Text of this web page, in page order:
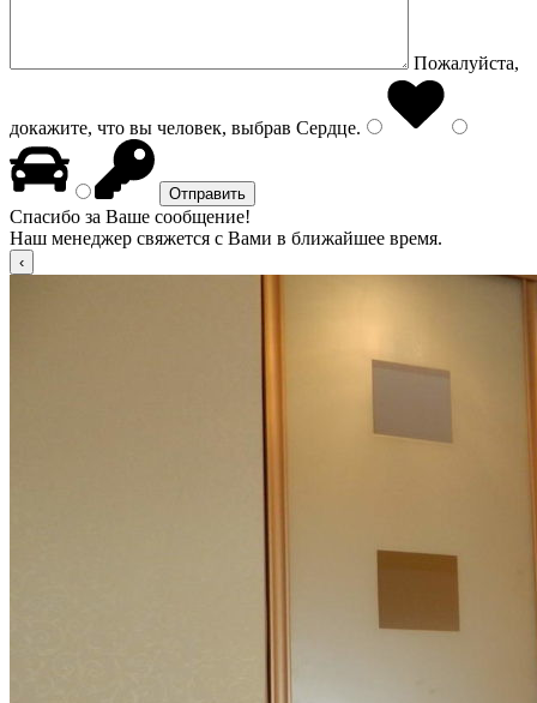
Пожалуйста,
докажите, что вы человек, выбрав Сердце.
Спасибо за Ваше сообщение!
Наш менеджер свяжется с Вами в ближайшее время.